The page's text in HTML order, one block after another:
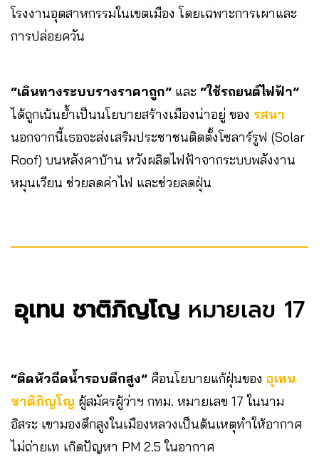
โรงงานอุตสาหกรรมในเขตเมือง โดยเฉพาะการเผาและ
การปล่อยควัน
“เดินทางระบบรางราคาถูก” และ “ใช้รถยนต์ไฟฟ้า”
ได้ถูกเน้นย้ำเป็นนโยบายสร้างเมืองน่าอยู่ ของ รสนา
นอกจากนี้เธอจะส่งเสริมประชาชนติดตั้งโซลาร์รูฟ (Solar
Roof) บนหลังคาบ้าน หวังผลิตไฟฟ้าจากระบบพลังงาน
หมุนเวียน ช่วยลดค่าไฟ และช่วยลดฝุ่น
อุเทน ชาติภิญโญ หมายเลข 17
“ติดหัวฉีดน้ำรอบตึกสูง” คือนโยบายแก้ฝุ่นของ อุเทน
ชาติภิญโญ ผู้สมัครผู้ว่าฯ กทม. หมายเลข 17 ในนาม
อิสระ เขามองตึกสูงในเมืองหลวงเป็นต้นเหตุทำให้อากาศ
ไม่ถ่ายเท เกิดปัญหา PM 2.5 ในอากาศ